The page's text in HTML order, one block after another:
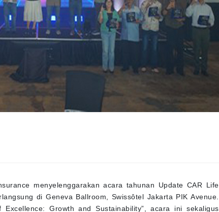
menyelenggarakan acara tahunan Update CAR Life
di Geneva Ballroom, Swissôtel Jakarta PIK Avenue.
Growth and Sustainability”, acara ini sekaligus